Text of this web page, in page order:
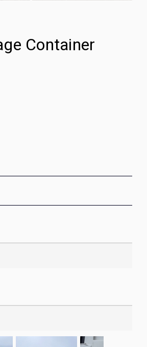
Container